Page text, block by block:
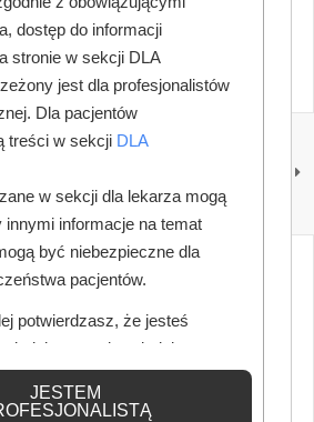
NASTĘPNY
Optident otwiera salon
dostęp do informacji
stronie w sekcji DLA
jest dla profesjonalistów
Dla pacjentów
treści w sekcji DLA
w sekcji dla lekarza mogą
informacje na temat
być niebezpieczne dla
pacjentów.
potwierdzasz, że jesteś
odpowiednią
JESTEM